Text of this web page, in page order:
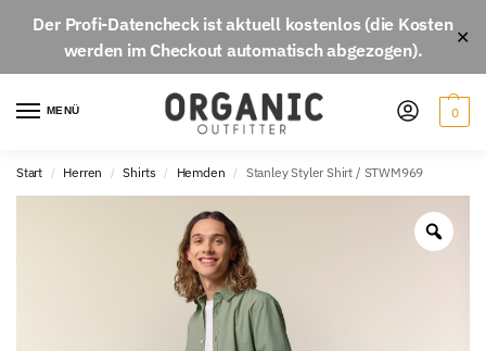
Der Profi-Datencheckist aktuell kostenlos(die Kosten
werden im Checkout automatisch abgezogen).
✕
MENÜ 0
Start / Herren / Shirts / Hemden / Stanley Styler Shirt / STWM969